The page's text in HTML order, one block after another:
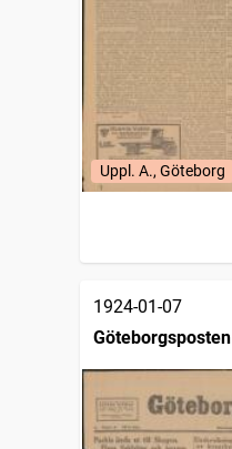
Uppl. A., Göteborg
1924-01-07
Göteborgsposten